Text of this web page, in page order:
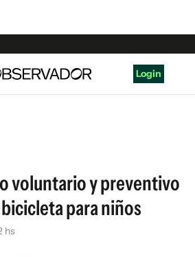
Login
voluntario y preventivo
para niños
hs